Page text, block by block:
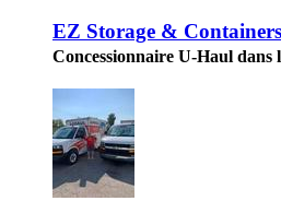
EZ Storage &
Concessionnaire U-Haul dans